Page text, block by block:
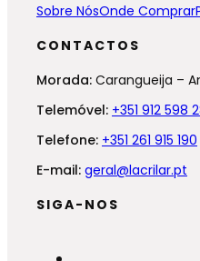
Sobre NósOnde Comprar
CONTACTOS
Morada: Carangueija –
Telemóvel: +351 912 598
Telefone: +351 261 915 190
E-mail: geral@lacrilar.pt
SIGA-NOS